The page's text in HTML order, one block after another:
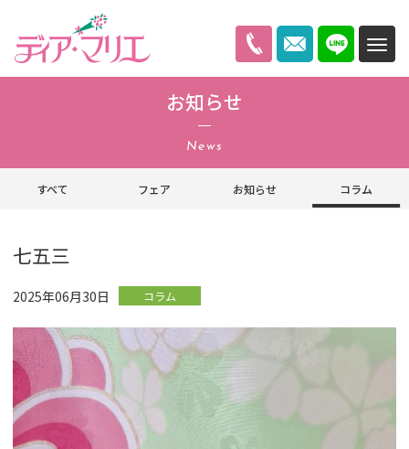
ディアマリエ
お知らせ
News
すべて フェア お知らせ コラム
七五三
2025年06月30日 コラム